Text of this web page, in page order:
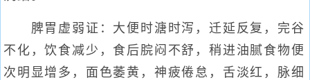
脾胃虚弱证：大便时溏时泻，迁延反复，完谷
不化，饮食减少，食后脘闷不舒，稍进油腻食物便
次明显增多，面色萎黄，神疲倦怠，舌淡红，脉细